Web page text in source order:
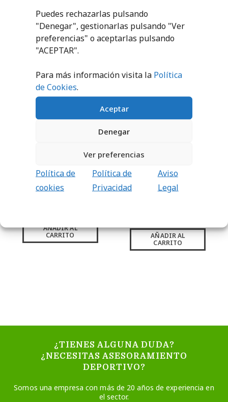
Puedes rechazarlas pulsando
"Denegar", gestionarlas pulsando "Ver
preferencias" o aceptarlas pulsando
"ACEPTAR".
Para más información visita la Política
de Cookies.
Aceptar
Denegar
Ver preferencias
Política de
cookies
Política de
Privacidad
Aviso
Legal
1,23€ - 3,44€
SELECCIONAR
OPCIONES
30,90€ sin IVA
(37,39€iva incl.)
ACTIVITY BALL
AÑADIR AL
CARRITO
BASE PARA PICAS Y
AROS
AÑADIR AL
CARRITO
¿TIENES ALGUNA DUDA?
¿NECESITAS ASESORAMIENTO
DEPORTIVO?
Somos una empresa con más de 20 años de experiencia en
el sector.